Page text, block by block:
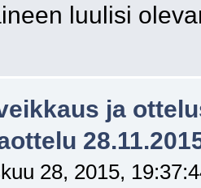
luulisi
ja
28, 2015,